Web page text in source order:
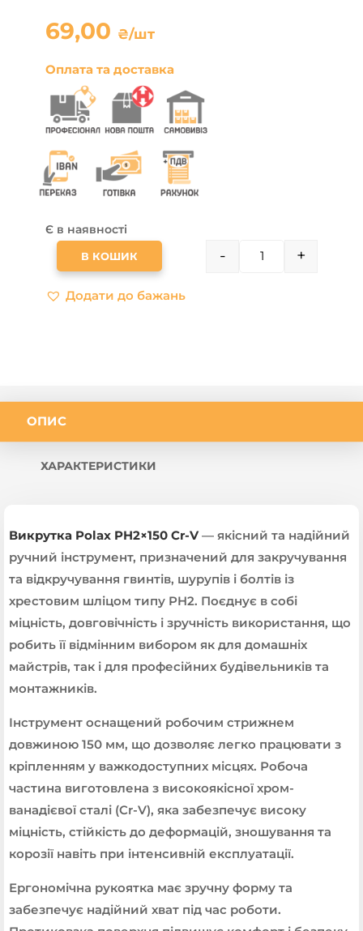
69,00 ₴/шт
Оплата та доставка
Є в наявності
QUANTITY
- +
В КОШИК
Додати до бажань
ОПИС
ХАРАКТЕРИСТИКИ
Викрутка Polax PH2×150 Cr-V— якісний та надійний
ручний інструмент, призначений для закручування
та відкручування гвинтів, шурупів і болтів із
хрестовим шліцом типу PH2. Поєднує в собі
міцність, довговічність і зручність використання, що
робить її відмінним вибором як для домашніх
майстрів, так і для професійних будівельників та
монтажників.
Інструмент оснащений робочим стрижнем
довжиною 150 мм, що дозволяє легко працювати з
кріпленням у важкодоступних місцях. Робоча
частина виготовлена з високоякісної хром-
ванадієвої сталі (Cr-V), яка забезпечує високу
міцність, стійкість до деформацій, зношування та
корозії навіть при інтенсивній експлуатації.
Ергономічна рукоятка має зручну форму та
забезпечує надійний хват під час роботи.